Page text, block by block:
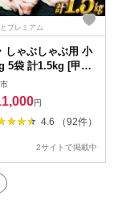
プレミアム
しゃぶしゃぶ用 小
5袋 計1.5kg [甲斐
県 日向市
豚 肉 しゃぶしゃ
し 豚バラ スライ
産 バラ肉 真空 ふ
円
4.6 （92件）
2サイトで掲載中